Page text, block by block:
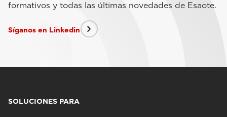
formativos y todas las últimas novedades de Esaote.
Síganos en Linkedin
SOLUCIONES PARA